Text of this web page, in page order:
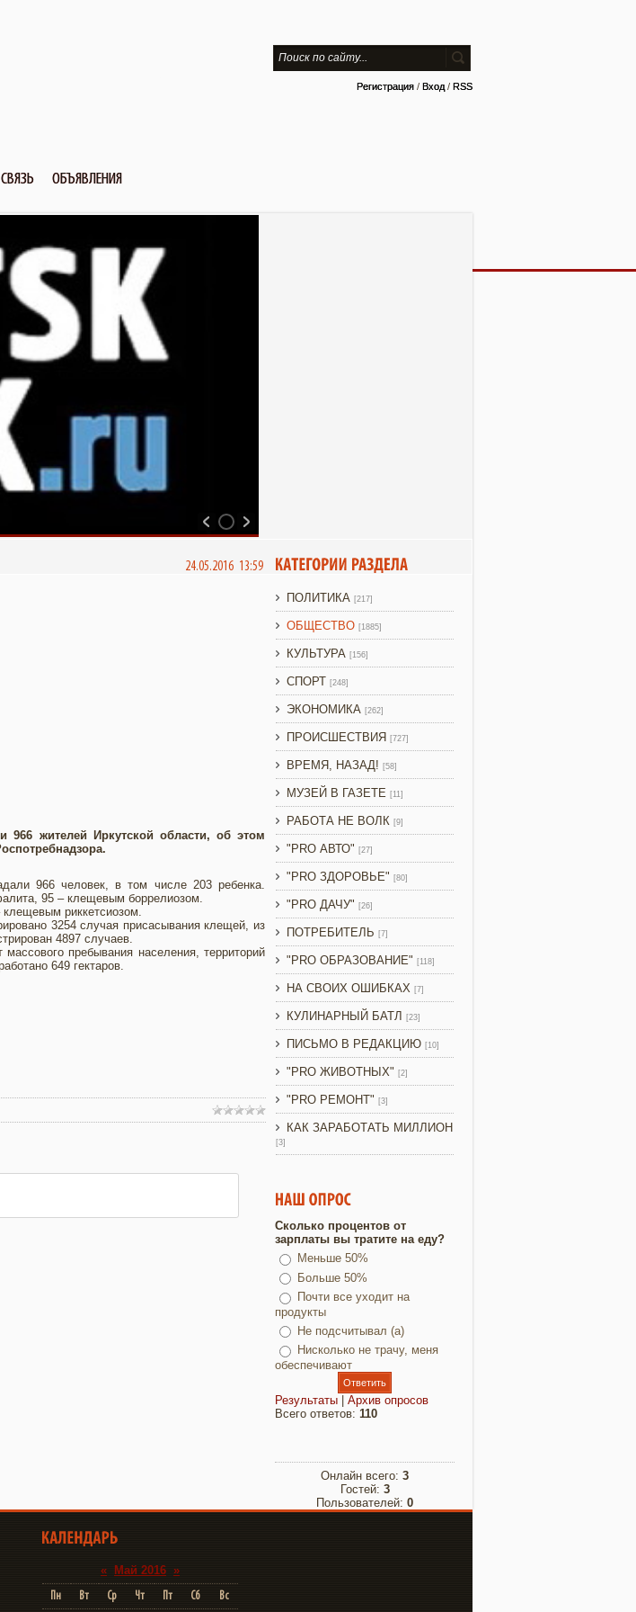
Регистрация / Вход / RSS
ОБЪЯВЛЕНИЯ
24.05.2016 13:59
жителей Иркутской области, об этом
966 человек, в том числе 203 ребенка.
95 – клещевым боррелиозом.
риккетсиозом.
3254 случая присасывания клещей, из
4897 случаев.
пребывания населения, территорий
649 гектаров.
ПОЛИТИКА [217]
ОБЩЕСТВО [1885]
КУЛЬТУРА [156]
СПОРТ [248]
ЭКОНОМИКА [262]
ПРОИСШЕСТВИЯ [727]
ВРЕМЯ, НАЗАД! [58]
МУЗЕЙ В ГАЗЕТЕ [11]
РАБОТА НЕ ВОЛК [9]
"PRO АВТО" [27]
"PRO ЗДОРОВЬЕ" [80]
"PRO ДАЧУ" [26]
ПОТРЕБИТЕЛЬ [7]
"PRO ОБРАЗОВАНИЕ" [118]
НА СВОИХ ОШИБКАХ [7]
КУЛИНАРНЫЙ БАТЛ [23]
ПИСЬМО В РЕДАКЦИЮ [10]
"PRO ЖИВОТНЫХ" [2]
"PRO РЕМОНТ" [3]
КАК ЗАРАБОТАТЬ МИЛЛИОН
[3]
Сколько процентов от
зарплаты вы тратите на еду?
Меньше 50%
Больше 50%
Почти все уходит на
продукты
Не подсчитывал (а)
Нисколько не трачу, меня
обеспечивают
Результаты
Архив опросов
Всего ответов: 110
Онлайн всего: 3
Гостей: 3
Пользователей: 0
« Май 2016 »
Пн
Вт Ср Чт Пт Сб Вс